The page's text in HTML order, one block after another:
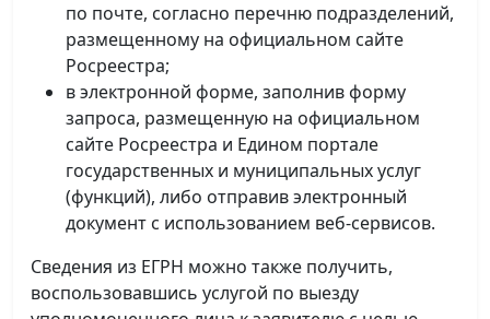
по почте, согласно перечню подразделений,
размещенному на официальном сайте
Росреестра;
в электронной форме, заполнив форму
запроса, размещенную на официальном
сайте Росреестра и Едином портале
государственных и муниципальных услуг
(функций), либо отправив электронный
документ с использованием веб-сервисов.
Сведения из ЕГРН можно также получить,
воспользовавшись услугой по выезду